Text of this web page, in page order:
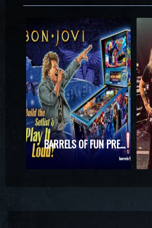
BARRELS OF FUN PREZENTUJE MASZYNĘ DO PINBALLA Z MOTYWAMI BON JOVI